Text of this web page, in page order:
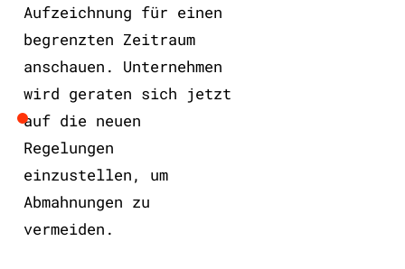
Aufzeichnung für einen
begrenzten Zeitraum
anschauen. Unternehmen
wird geraten sich jetzt
auf die neuen
Regelungen
einzustellen, um
Abmahnungen zu
vermeiden.